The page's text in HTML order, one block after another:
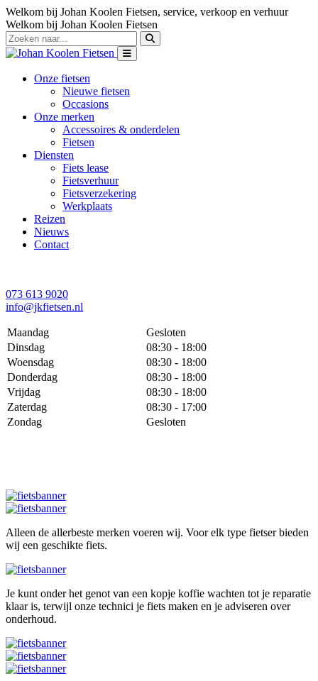
Welkom bij Johan Koolen Fietsen, service, verkoop en verhuur
Welkom bij Johan Koolen Fietsen
Onze fietsen
Nieuwe fietsen
Occasions
Onze merken
Accessoires & onderdelen
Fietsen
Diensten
Fiets lease
Fietsverhuur
Fietsverzekering
Werkplaats
Reizen
Nieuws
Contact
073 613 9020
info@jkfietsen.nl
Maandag
Gesloten
Dinsdag
08:30 - 18:00
Woensdag
08:30 - 18:00
Donderdag
08:30 - 18:00
Vrijdag
08:30 - 18:00
Zaterdag
08:30 - 17:00
Zondag
Gesloten
Alleen de allerbeste merken voeren wij. Voor elk type fietser bieden
wij een geschikte fiets.
Je kunt onder het genot van een kopje koffie wachten tot je reparatie
klaar is, terwijl onze technici je fiets maken en je adviseren over
onderhoud.